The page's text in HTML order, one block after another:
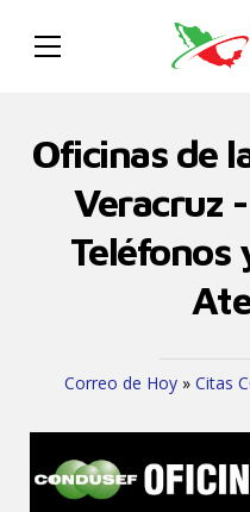
Oficinas de
Veracruz
Teléfonos
Correo de Hoy » Citas